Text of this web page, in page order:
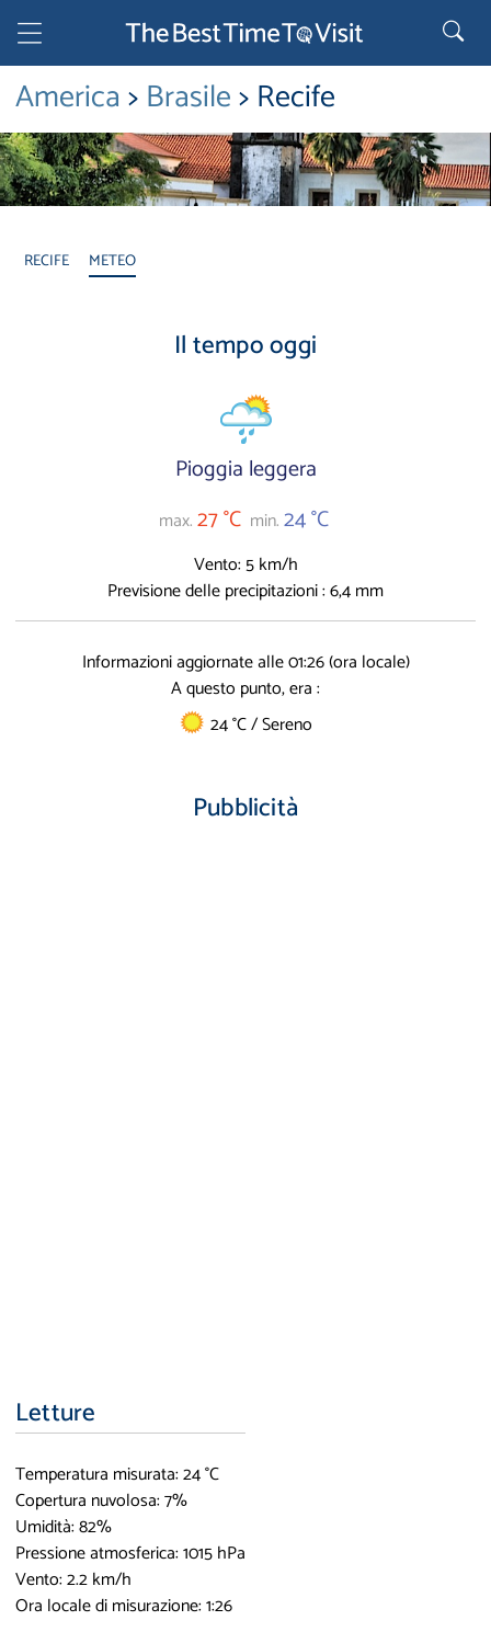
America>Brasile> Recife
RECIFE METEO
Il tempo oggi
Pioggia leggera
max.27 °C min.24 °C
Vento: 5 km/h
Previsione delle precipitazioni : 6,4 mm
Informazioni aggiornate alle 01:26 (ora locale)
A questo punto, era :
24 °C / Sereno
Pubblicità
Letture
Temperatura misurata: 24 °C
Copertura nuvolosa: 7%
Umidità: 82%
Pressione atmosferica: 1015 hPa
Vento: 2.2 km/h
Ora locale di misurazione: 1:26